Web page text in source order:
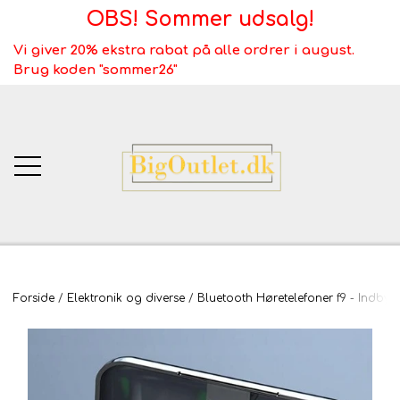
OBS! Sommer udsalg!
Vi giver 20% ekstra rabat på alle ordrer i august.
Brug koden "sommer26"
BigOutlet.dk
TÆPPER
Webshop ALT
Forside Elektronik og diverse Bluetooth Høretelefoner f9 -